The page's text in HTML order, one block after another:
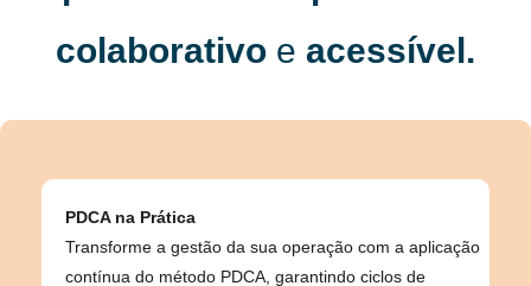
colaborativo e acessível.
PDCA na Prática
Transforme a gestão da sua operação com a aplicação
contínua do método PDCA, garantindo ciclos de